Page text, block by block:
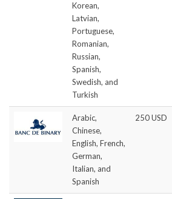
Korean,
Latvian,
Portuguese,
Romanian,
Russian,
Spanish,
Swedish, and
Turkish
Arabic,
Chinese,
English, French,
German,
Italian, and
Spanish
250 USD